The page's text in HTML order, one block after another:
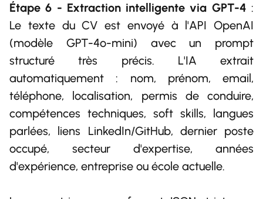
Étape 6 - Extraction intelligente via GPT-4 :
Le texte du CV est envoyé à l'API OpenAI
(modèle GPT-4o-mini) avec un prompt
structuré très précis. L'IA extrait
automatiquement : nom, prénom, email,
téléphone, localisation, permis de conduire,
compétences techniques, soft skills, langues
parlées, liens LinkedIn/GitHub, dernier poste
occupé, secteur d'expertise, années
d'expérience, entreprise ou école actuelle.